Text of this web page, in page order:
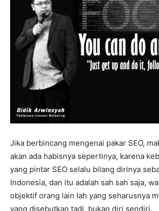
Jika berbincang mengenai pakar SEO,
akan ada habisnya sepertinya, karena
yang pintar SEO selalu bilang dirinya
Indonesia, dan itu adalah sah sah saja,
objektif orang lain lah yang seharusnya
yang disebutkan tadi, bukan diri sendiri.